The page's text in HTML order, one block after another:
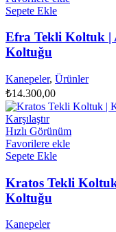
Sepete Ekle
Efra Tekli Koltuk |
Koltuğu
Kanepeler, Ürünler
₺14.300,00
Karşılaştır
Hızlı Görünüm
Favorilere ekle
Sepete Ekle
Kratos Tekli
Koltuğu
Kanepeler